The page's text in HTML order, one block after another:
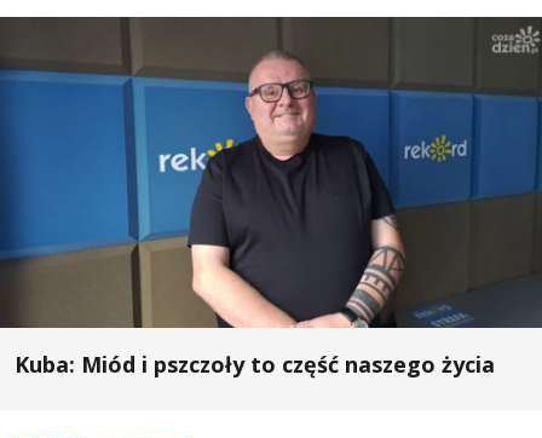
Kuba: Miód i pszczoły to część naszego życia